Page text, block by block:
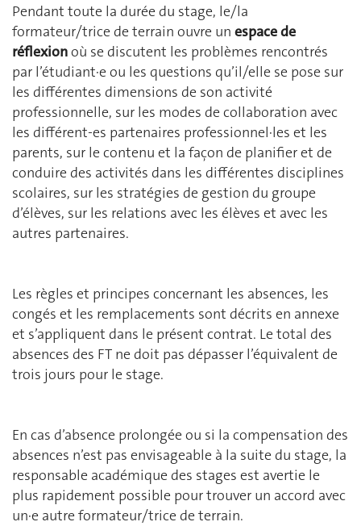
Pendant toute la durée du stage, le/la
formateur/trice de terrain ouvre un espace de
réflexionoù se discutent les problèmes rencontrés
par l’étudiant∙e ou les questions qu’il/elle se pose sur
les différentes dimensions de son activité
professionnelle, sur les modes de collaboration avec
les différent-es partenaires professionnel∙les et les
parents, sur le contenu et la façon de planifier et de
conduire des activités dans les différentes disciplines
scolaires, sur les stratégies de gestion du groupe
d’élèves, sur les relations avec les élèves et avec les
autres partenaires.
Les règles et principes concernant les absences, les
congés et les remplacements sont décrits en annexe
et s’appliquent dans le présent contrat. Le total des
absences des FT ne doit pas dépasser l’équivalent de
trois jours pour le stage.
En cas d’absence prolongée ou si la compensation des
absences n’est pas envisageable à la suite du stage, la
responsable académique des stages est avertie le
plus rapidement possible pour trouver un accord avec
un∙e autre formateur/trice de terrain.